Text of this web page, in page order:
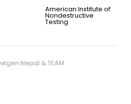
American Institute of
Nondestructive
Testing
Nepal & TEAM